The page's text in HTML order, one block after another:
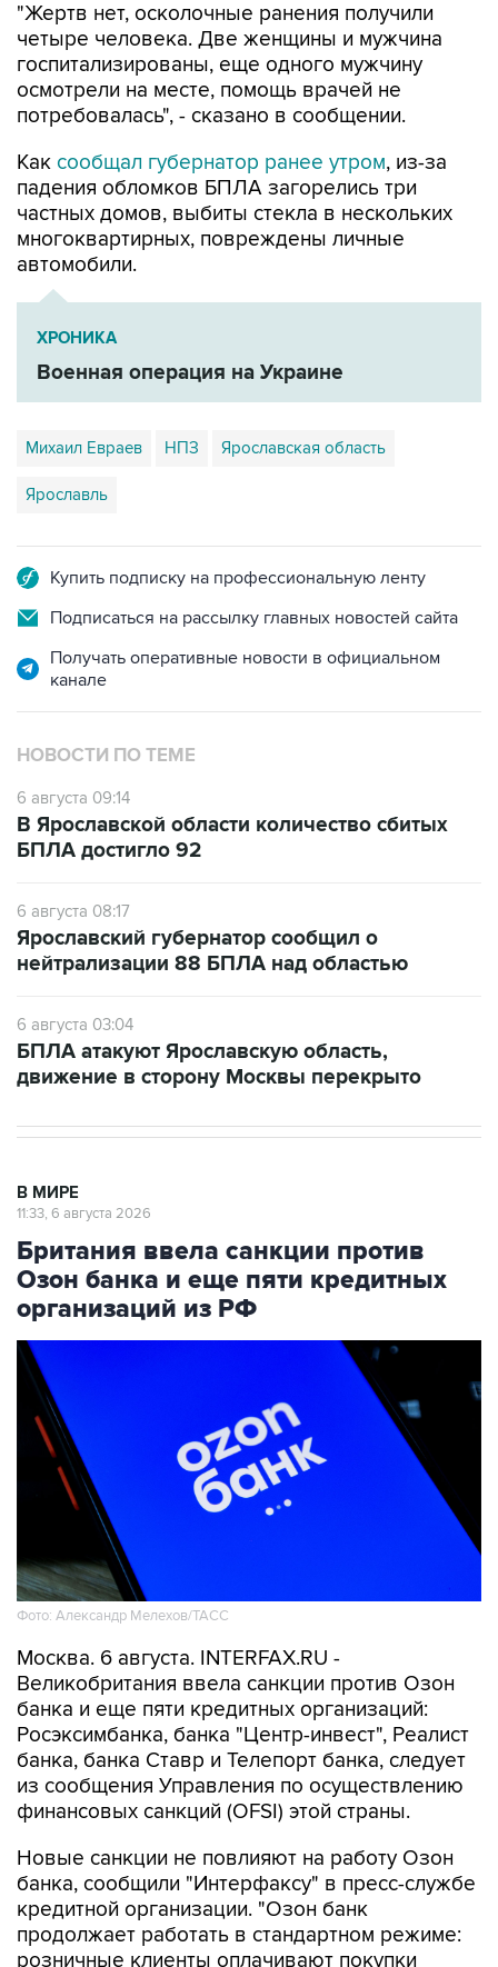
"Жертв нет, осколочные ранения получили
четыре человека. Две женщины и мужчина
госпитализированы, еще одного мужчину
осмотрели на месте, помощь врачей не
потребовалась", - сказано в сообщении.
Как сообщал губернатор ранее утром, из-за
падения обломков БПЛА загорелись три
частных домов, выбиты стекла в нескольких
многоквартирных, повреждены личные
автомобили.
ХРОНИКА
Военная операция на Украине
Михаил Евраев НПЗ Ярославская область
Ярославль
Купить подписку на профессиональную ленту
Подписаться на рассылку главных новостей сайта
Получать оперативные новости в официальном
канале
НОВОСТИ ПО ТЕМЕ
6 августа 09:14
В Ярославской области количество сбитых
БПЛА достигло 92
6 августа 08:17
Ярославский губернатор сообщил о
нейтрализации 88 БПЛА над областью
6 августа 03:04
БПЛА атакуют Ярославскую область,
движение в сторону Москвы перекрыто
В МИРЕ
11:33, 6 августа 2026
Британия ввела санкции против
Озон банка и еще пяти кредитных
организаций из РФ
Фото: Александр Мелехов/ТАСС
Москва. 6 августа. INTERFAX.RU -
Великобритания ввела санкции против Озон
банка и еще пяти кредитных организаций:
Росэксимбанка, банка "Центр-инвест", Реалист
банка, банка Ставр и Телепорт банка, следует
из сообщения Управления по осуществлению
финансовых санкций (OFSI) этой страны.
Новые санкции не повлияют на работу Озон
банка, сообщили "Интерфаксу" в пресс-службе
кредитной организации. "Озон банк
продолжает работать в стандартном режиме:
розничные клиенты оплачивают покупки